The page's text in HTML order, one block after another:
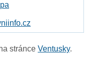
stránce Ventusky.